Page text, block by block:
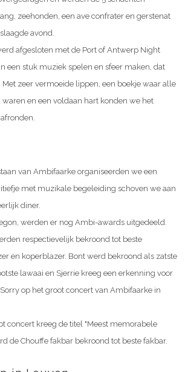
zeehonden, een ave confrater en gerstenat
avond.
afgesloten met de Port of Antwerp Night
een stuk muziek spelen en sfeer maken, dat
zeer vermoeide lippen, een boekje waar alle
en een voldaan hart konden we het
van Ambifaarke organiseerden we een
met muzikale begeleiding schoven we aan
diner.
werden er nog Ambi-awards uitgedeeld.
respectievelijk bekroond tot beste
en koperblazer. Bont werd bekroond als zatste
lawaai en Sjerrie kreeg een erkenning voor
op het groot concert van Ambifaarke in
concert kreeg de titel "Meest memorabele
de Chouffe fakbar bekroond tot beste fakbar.